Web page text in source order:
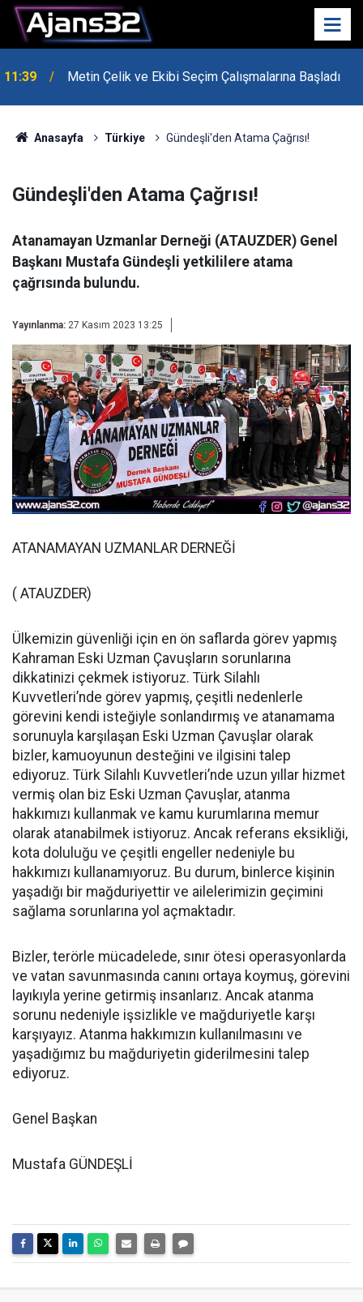
10:15 Hafta Sonu Havalar Nasıl Olacak?
Anasayfa Türkiye Gündeşli'den Atama Çağrısı!
Gündeşli'den Atama Çağrısı!
Atanamayan Uzmanlar Derneği (ATAUZDER) Genel
Başkanı Mustafa Gündeşli yetkililere atama
çağrısında bulundu.
Yayınlanma: 27 Kasım 2023 13:25
ATANAMAYAN UZMANLAR DERNEĞİ
( ATAUZDER)
Ülkemizin güvenliği için en ön saflarda görev yapmış
Kahraman Eski Uzman Çavuşların sorunlarına
dikkatinizi çekmek istiyoruz. Türk Silahlı
Kuvvetleri’nde görev yapmış, çeşitli nedenlerle
görevini kendi isteğiyle sonlandırmış ve atanamama
sorunuyla karşılaşan Eski Uzman Çavuşlar olarak
bizler, kamuoyunun desteğini ve ilgisini talep
ediyoruz. Türk Silahlı Kuvvetleri’nde uzun yıllar hizmet
vermiş olan biz Eski Uzman Çavuşlar, atanma
hakkımızı kullanmak ve kamu kurumlarına memur
olarak atanabilmek istiyoruz. Ancak referans eksikliği,
kota doluluğu ve çeşitli engeller nedeniyle bu
hakkımızı kullanamıyoruz. Bu durum, binlerce kişinin
yaşadığı bir mağduriyettir ve ailelerimizin geçimini
sağlama sorunlarına yol açmaktadır.
Bizler, terörle mücadelede, sınır ötesi operasyonlarda
ve vatan savunmasında canını ortaya koymuş, görevini
layıkıyla yerine getirmiş insanlarız. Ancak atanma
sorunu nedeniyle işsizlikle ve mağduriyetle karşı
karşıyayız. Atanma hakkımızın kullanılmasını ve
yaşadığımız bu mağduriyetin giderilmesini talep
ediyoruz.
Genel Başkan
Mustafa GÜNDEŞLİ